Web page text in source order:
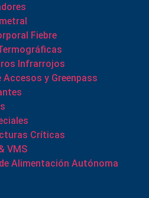
Fiebre
Infrarrojos
Accesos y Greenpass
Críticas
VMS
Alimentación Autónoma